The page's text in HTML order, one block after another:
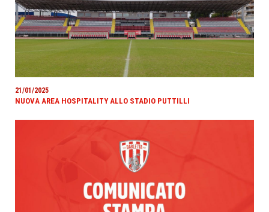
21/01/2025
NUOVA AREA HOSPITALITY ALLO STADIO PUTTILLI